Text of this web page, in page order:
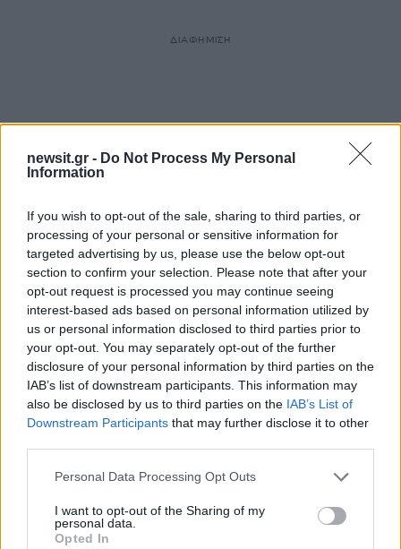
newsit.gr - Do Not Process My Personal
Information
If you wish to opt-out of the sale, sharing to third parties, or
processing of your personal or sensitive information for
targeted advertising by us, please use the below opt-out
section to confirm your selection. Please note that after your
opt-out request is processed you may continue seeing
interest-based ads based on personal information utilized by
us or personal information disclosed to third parties prior to
your opt-out. You may separately opt-out of the further
disclosure of your personal information by third parties on the
IAB’s list of downstream participants. This information may
also be disclosed by us to third parties on the IAB’s List of
Downstream Participants that may further disclose it to other
Please note that this website/app uses one or more Google
not limited to your visit or usage behaviour. You may click to
grant or deny consent to Google and its third-party tags to
Personal Data Processing Opt Outs
I want to opt-out of the Sharing of my
personal data.
Opted In
ΔΙΑΦΗΜΙΣΗ